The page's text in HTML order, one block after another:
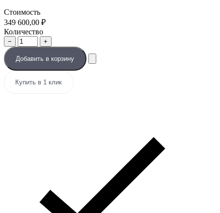
Стоимость
349 600,00 ₽
Количество
− +
Добавить в корзину
Купить в 1 клик